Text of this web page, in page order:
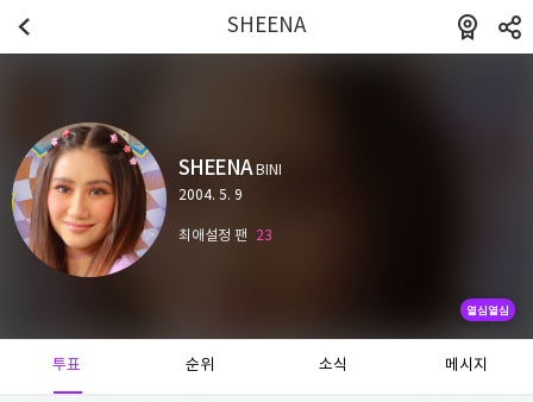
SHEENA
SHEENA BINI
2004. 5. 9
최애설정 팬 23
열심열심
투표 순위 소식 메시지